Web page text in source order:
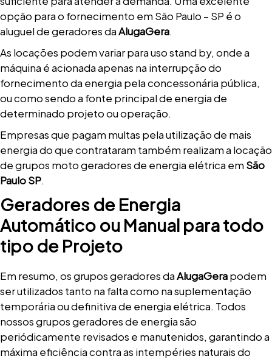
opção para o fornecimento em São Paulo – SP é o
aluguel de geradores daAlugaGera.
As locações podem variar para uso stand by, onde a
máquina é acionada apenas na interrupção do
fornecimento da energia pela concessonária pública,
ou como sendo a fonte principal de energia de
determinado projeto ou operação.
Empresas que pagam multas pela utilização de mais
energia do que contrataram também realizam a locação
de grupos moto geradores de energia elétrica em São
Paulo SP.
Geradores de Energia
Automático ou Manual para todo
tipo de Projeto
Em resumo, os grupos geradores daAlugaGerapodem
ser utilizados tanto na falta como na suplementação
temporária ou definitiva de energia elétrica. Todos
nossos grupos geradores de energia são
periódicamente revisados e manutenidos, garantindo a
máxima eficiência contra as intempéries naturais do